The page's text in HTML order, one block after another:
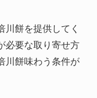
川餅を提供してく
必要な取り寄せ方
川餅味わう条件が